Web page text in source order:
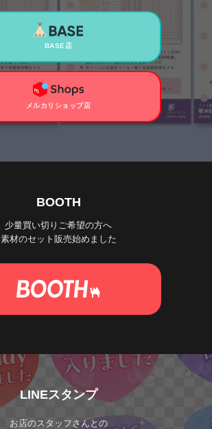
BASE店
メルカリショップ店
BOOTH
少量買い切りご希望の方へ
素材のセット販売始めました
LINEスタンプ
お店のスタッフさんとの